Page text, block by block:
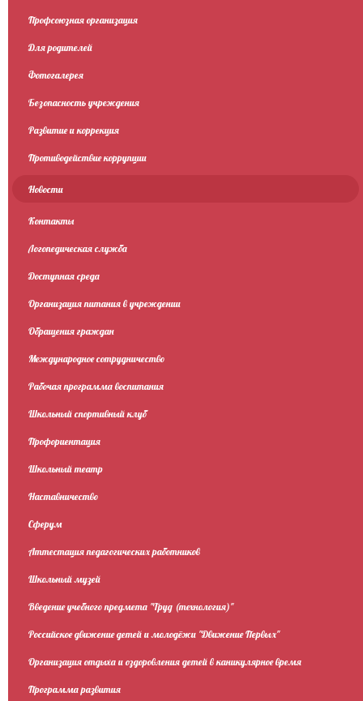
Профсоюзная организация
Для родителей
Фотогалерея
Безопасность учреждения
Развитие и коррекция
Противодействие коррупции
Новости
Контакты
Логопедическая служба
Доступная среда
Организация питания в учреждении
Обращения граждан
Международное сотрудничество
Рабочая программа воспитания
Школьный спортивный клуб
Профориентация
Школьный театр
Наставничество
Сферум
Аттестация педагогических работников
Школьный музей
Введение учебного предмета "Труд (технология)"
Российское движение детей и молодёжи "Движение Первых"
Организация отдыха и оздоровления детей в каникулярное время
Программа развития